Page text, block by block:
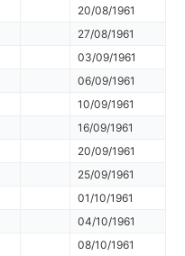
20/08/1961
27/08/1961
03/09/1961
06/09/1961
10/09/1961
16/09/1961
20/09/1961
25/09/1961
01/10/1961
04/10/1961
08/10/1961